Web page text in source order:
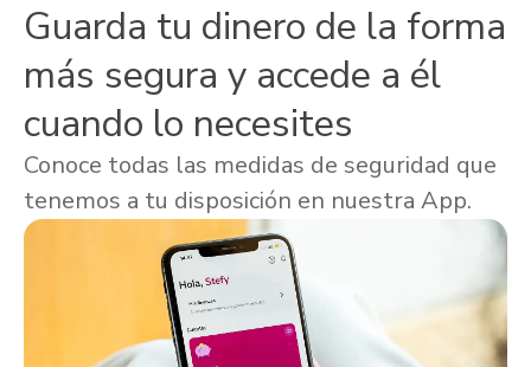
Guarda tu dinero de la forma
más segura y accede a él
cuando lo necesites
Conoce todas las medidas de seguridad que
tenemos a tu disposición en nuestra App.